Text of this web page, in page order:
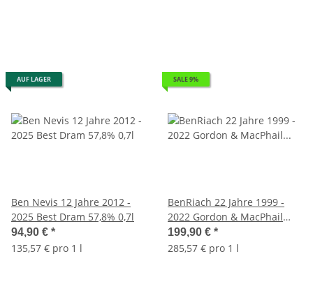
AUF LAGER
Ben Nevis 12 Jahre 2012 -
2025 Best Dram 57,8% 0,7l
94,90 € *
135,57 € pro 1 l
SALE 9%
BenRiach 22 Jahre 1999 -
2022 Gordon & MacPhail
Connoisseurs Choice Cask
Strength 57,8% 0,7l
199,90 € *
285,57 € pro 1 l